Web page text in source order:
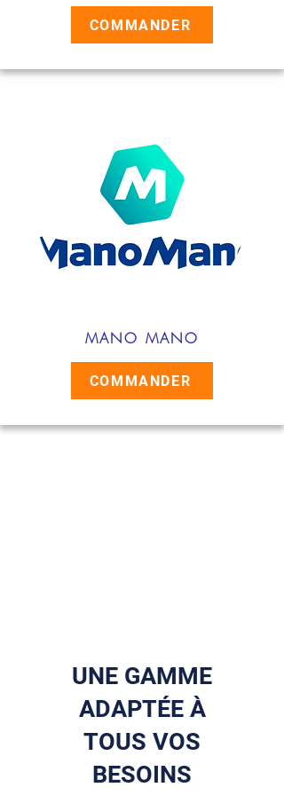
COMMANDER
MANO MANO
COMMANDER
UNE GAMME
ADAPTÉE À
TOUS VOS
BESOINS